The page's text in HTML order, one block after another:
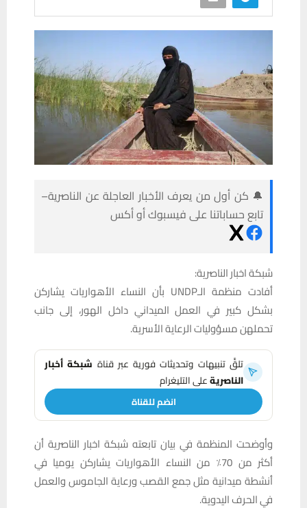
🔔 كن أول من يعرف الأخبار العاجلة عن الناصرية–
تابع حساباتنا على فيسبوك أو أكس
شبكة اخبار الناصرية:
أفادت منظمة الـUNDP بأن النساء الأهواريات يشاركن
بشكل كبير في العمل الميداني داخل الهور، إلى جانب
تحملهن مسؤوليات الرعاية الأسرية.
تلقَّ تنبيهات وتحديثات فورية عبر قناة شبكة أخبار
الناصريةعلى التليغرام
انضم للقناة
وأوضحت المنظمة في بيان تابعته شبكة اخبار الناصرية أن
أكثر من 70٪ من النساء الأهواريات يشاركن يوميا في
أنشطة ميدانية مثل جمع القصب ورعاية الجاموس والعمل
في الحرف اليدوية.